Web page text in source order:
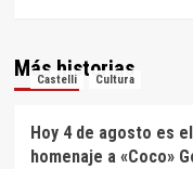
Más historias
Castelli Cultura
Hoy 4 de agosto es
homenaje a «Coco»